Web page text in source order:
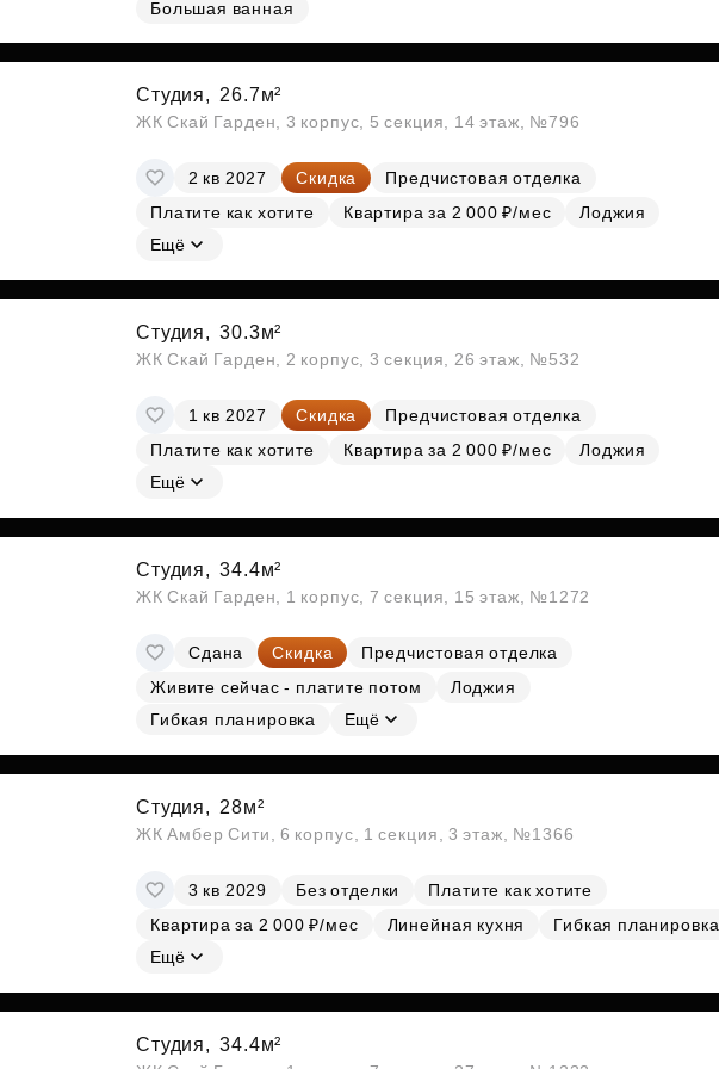
СубсидииБольшая ванная
Студия, 26.7м²
ЖК Скай Гарден, 3 корпус, 5 секция, 14 этаж, №796
2 кв 2027 Скидка
Предчистовая отделка
Платите как хотите
Квартира за 2 000 ₽/мес
Лоджия
Ещё
Студия, 30.3м²
ЖК Скай Гарден, 2 корпус, 3 секция, 26 этаж, №532
1 кв 2027 Скидка
Предчистовая отделка
Платите как хотите
Квартира за 2 000 ₽/мес
Лоджия
Ещё
Студия, 34.4м²
ЖК Скай Гарден, 1 корпус, 7 секция, 15 этаж, №1272
Сдана Скидка
Предчистовая отделка
Живите сейчас - платите потом
Лоджия
Гибкая планировка
Ещё
Студия, 28м²
ЖК Амбер Сити, 6 корпус, 1 секция, 3 этаж, №1366
3 кв 2029 Без отделки
Платите как хотите
Квартира за 2 000 ₽/мес
Линейная кухня
Гибкая планировка
Ещё
Студия, 34.4м²